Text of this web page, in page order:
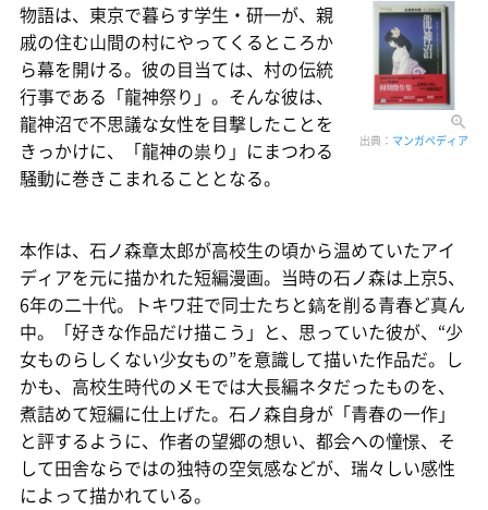
出典： マンガペディア
物語は、東京で暮らす学生・研一が、親
戚の住む山間の村にやってくるところか
ら幕を開ける。彼の目当ては、村の伝統
行事である「龍神祭り」。そんな彼は、
龍神沼で不思議な女性を目撃したことを
きっかけに、「龍神の祟り」にまつわる
騒動に巻きこまれることとなる。
本作は、石ノ森章太郎が高校生の頃から温めていたアイ
ディアを元に描かれた短編漫画。当時の石ノ森は上京5、
6年の二十代。トキワ荘で同士たちと鎬を削る青春ど真ん
中。「好きな作品だけ描こう」と、思っていた彼が、“少
女ものらしくない少女もの”を意識して描いた作品だ。し
かも、高校生時代のメモでは大長編ネタだったものを、
煮詰めて短編に仕上げた。石ノ森自身が「青春の一作」
と評するように、作者の望郷の想い、都会への憧憬、そ
して田舎ならではの独特の空気感などが、瑞々しい感性
によって描かれている。